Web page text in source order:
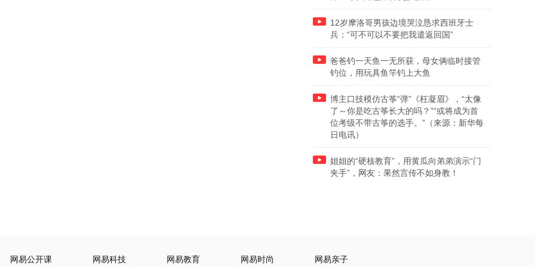
12岁摩洛哥男孩边境哭泣恳求西班牙士
兵：“可不可以不要把我遣返回国”
爸爸钓一天鱼一无所获，母女俩临时接管
钓位，用玩具鱼竿钓上大鱼
博主口技模仿古筝“弹”《枉凝眉》，“太像
了～你是吃古筝长大的吗？”“或将成为首
位考级不带古筝的选手。”（来源：新华每
日电讯）
姐姐的“硬核教育”，用黄瓜向弟弟演示“门
夹手”，网友：果然言传不如身教！
网易公开课 网易科技 网易教育 网易时尚 网易亲子